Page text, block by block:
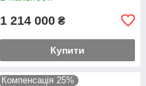
1 214 000 ₴
Купити
Компенсація 25%